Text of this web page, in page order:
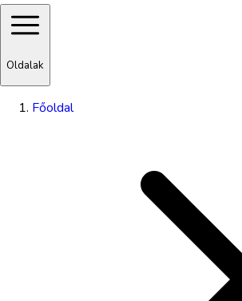
Oldalak
Főoldal